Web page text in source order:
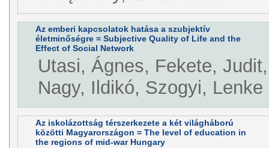
Az emberi kapcsolatok hatása a szubjektív
életminőségre = Subjective Quality of Life and the
Effect of Social Network
Utasi, Ágnes, Fekete,
Nagy, Ildikó, Szogyi, Lenke
Az iskolázottság térszerkezete a két világháború
közötti Magyarországon = The level of education in
the regions of mid-war Hungary